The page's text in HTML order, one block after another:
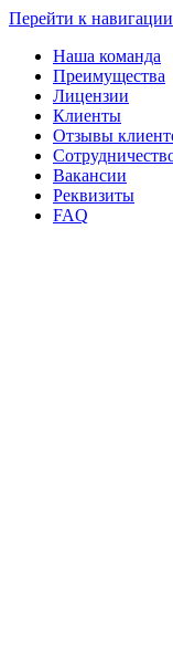
Перейти к навигации
Наша команда
Преимущества
Лицензии
Клиенты
Отзывы
Вакансии
Реквизиты
FAQ